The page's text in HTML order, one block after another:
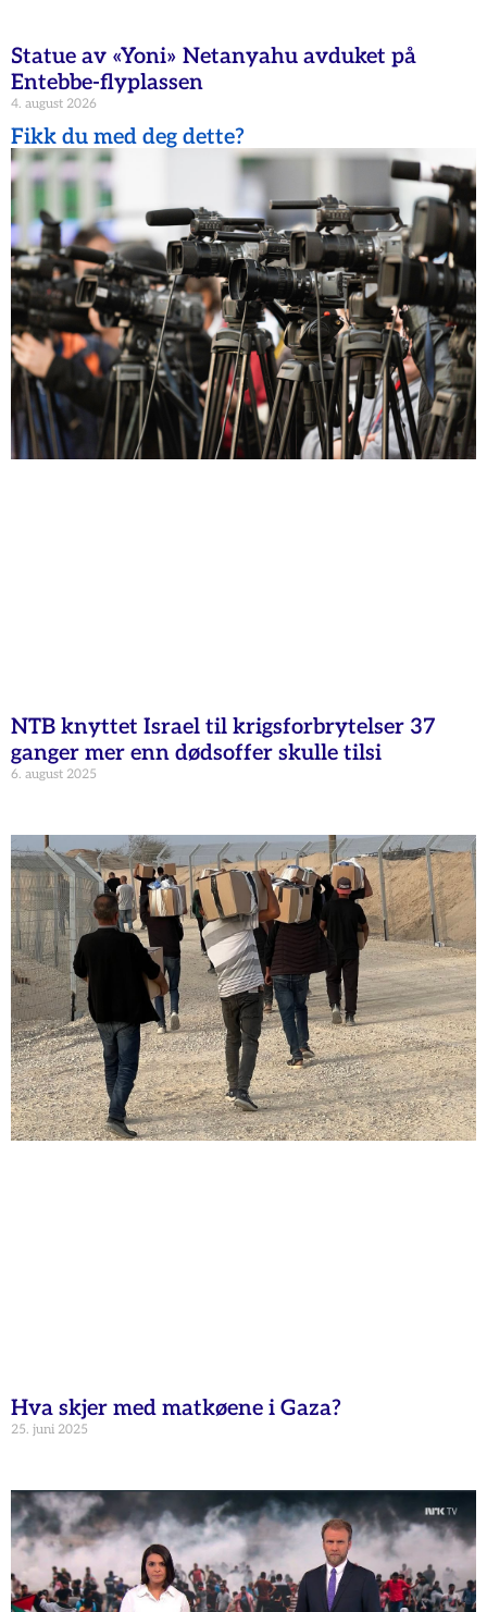
Statue av «Yoni» Netanyahu avduket på
Entebbe-flyplassen
4. august 2026
Fikk du med deg dette?
NTB knyttet Israel til krigsforbrytelser 37
ganger mer enn dødsoffer skulle tilsi
6. august 2025
Hva skjer med matkøene i Gaza?
25. juni 2025